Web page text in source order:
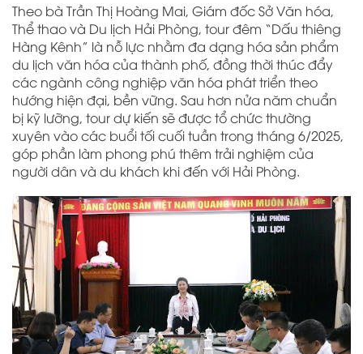
Theo bà Trần Thị Hoàng Mai, Giám đốc Sở Văn hóa,
Thể thao và Du lịch Hải Phòng, tour đêm “Dấu thiêng
Hàng Kênh” là nỗ lực nhằm đa dạng hóa sản phẩm
du lịch văn hóa của thành phố, đồng thời thúc đẩy
các ngành công nghiệp văn hóa phát triển theo
hướng hiện đại, bền vững. Sau hơn nửa năm chuẩn
bị kỹ lưỡng, tour dự kiến sẽ được tổ chức thường
xuyên vào các buổi tối cuối tuần trong tháng 6/2025,
góp phần làm phong phú thêm trải nghiệm của
người dân và du khách khi đến với Hải Phòng.